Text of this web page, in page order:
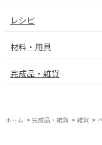
レシピ
材料・用具
完成品・雑貨
ホーム > 完成品・雑貨 > 雑貨 >